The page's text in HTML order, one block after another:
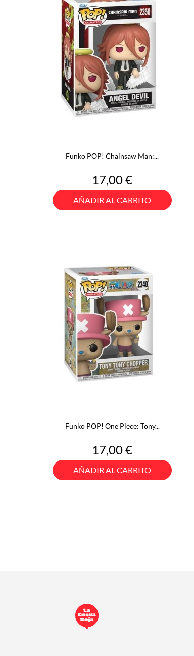
Funko POP! Chainsaw Man:...
Precio
17,00 €
AÑADIR AL CARRITO
Funko POP! One Piece: Tony...
Precio
17,00 €
AÑADIR AL CARRITO